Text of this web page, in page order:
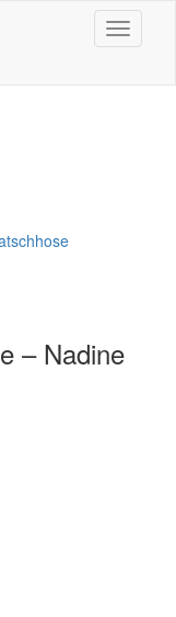
– Nadine